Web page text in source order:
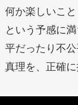
何か楽しいこ
という予感に
平だったり不
真理を、正確に